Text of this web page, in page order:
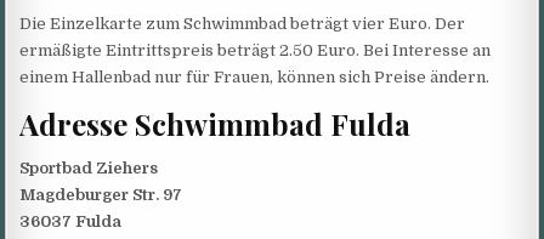
Die Einzelkarte zum Schwimmbad beträgt vier Euro. Der
ermäßigte Eintrittspreis beträgt 2.50 Euro. Bei Interesse an
einem Hallenbad nur für Frauen, können sich Preise ändern.
Adresse Schwimmbad Fulda
Sportbad Ziehers
Magdeburger Str. 97
36037 Fulda